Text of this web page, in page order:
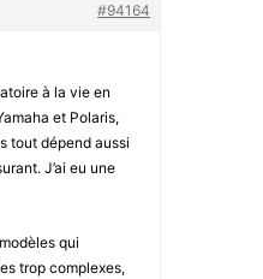
#94164
à la vie en
et Polaris,
tout dépend aussi
J’ai eu une
qui
trop complexes,